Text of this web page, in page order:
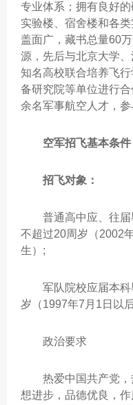
专业体系；拥有良好的
实验楼、宿舍楼和各
盖面广，藏书总量60
源，先后与北京大学
知名高校联合培养飞
备研究院等单位进行
余名军事航空人才，参
空军招飞基本条件
招飞对象：
普通高中应、往届
不超过20周岁（2002
生）;
军队院校应届本科
岁（1997年7月1日以
政治要求
热爱中国共产党，
想进步，品德优良，